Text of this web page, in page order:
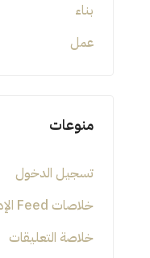
بناء
عمل
منوعات
تسجيل الدخول
خلاصات Feed الإدخالات
خلاصة التعليقات